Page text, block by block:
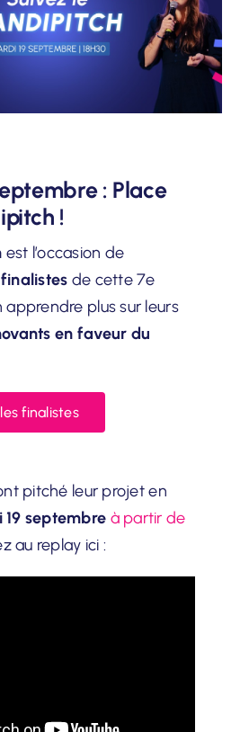
: Place
!
est l’occasion de
de cette 7e
apprendre plus sur leurs
en faveur du
finalistes
pitché leur projet en
19 septembre à partir de
au replay ici :